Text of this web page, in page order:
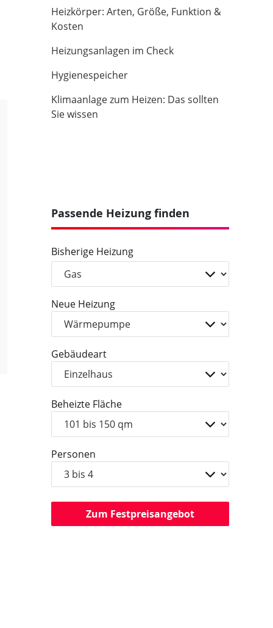
Heizkörper: Arten, Größe, Funktion &
Kosten
Heizungsanlagen im Check
Hygienespeicher
Klimaanlage zum Heizen: Das sollten
Sie wissen
Passende Heizung finden
Bisherige Heizung
Neue Heizung
Gebäudeart
Beheizte Fläche
Personen
Zum Festpreisangebot